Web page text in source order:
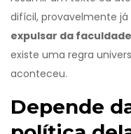
difícil, provavelmente já
expulsar da
existe uma regra
aconteceu.
Depende